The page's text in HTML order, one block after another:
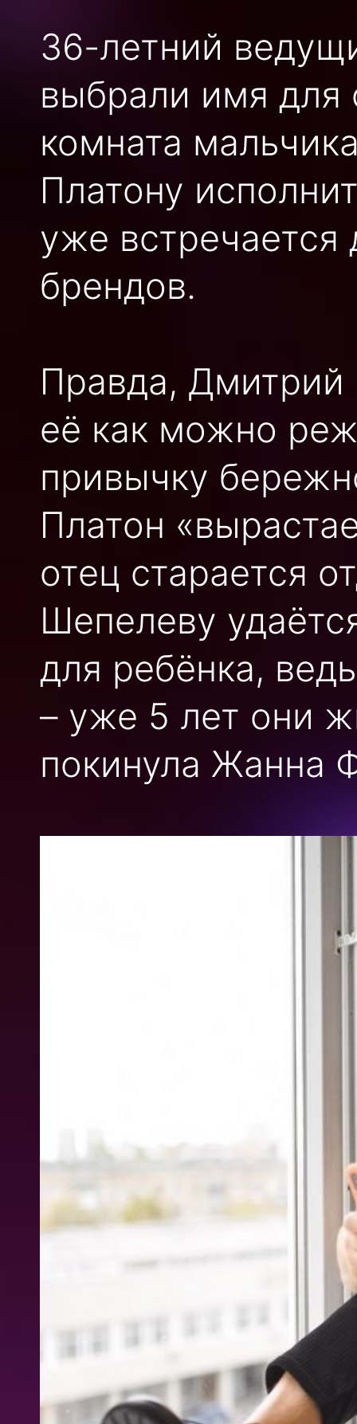
36-летний
выбрали имя для
комната
Платону
уже
брендов.
Правда, Дмитрий
её как можно
привычку
Платон
отец старается
Шепелеву
для ребёнка,
– уже 5 лет они
покинула Жанна